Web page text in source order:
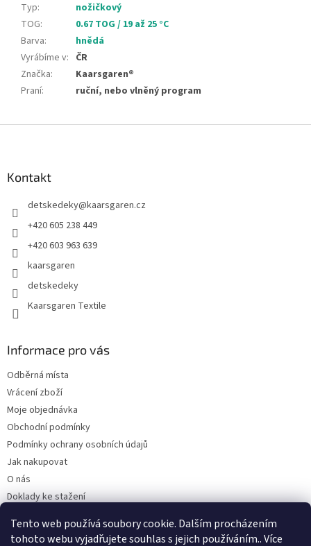
Tento web používá soubory cookie. Dalším procházením
tohoto webu vyjadřujete souhlas s jejich používáním.. Více
Typ:
nožičkový
TOG:
0.67 TOG / 19 až 25 °C
Barva:
hnědá
Vyrábíme v: ČR
Značka:
Kaarsgaren®
Praní: ruční, nebo vlněný program
Kontakt
detskedeky@kaarsgaren.cz
+420 605 238 449
+420 603 963 639
kaarsgaren
detskedeky
Kaarsgaren Textile
Informace pro vás
Odběrná místa
Vrácení zboží
Moje objednávka
Obchodní podmínky
Podmínky ochrany osobních údajů
Jak nakupovat
O nás
Doklady ke stažení
Velkoobchod